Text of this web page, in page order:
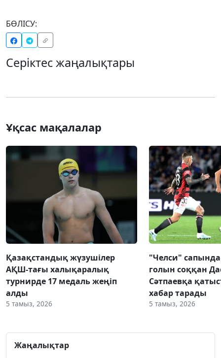
БӨЛІСУ:
Серіктес жаңалықтары
Ұқсас мақалалар
Қазақстандық жүзушілер
АҚШ-тағы халықаралық
турнирде 17 медаль жеңіп
алды
5 тамыз, 2026
"Челси"
голын соққан
Сәтпаевқа
хабар тарады
5 тамыз, 2026
Жаңалықтар